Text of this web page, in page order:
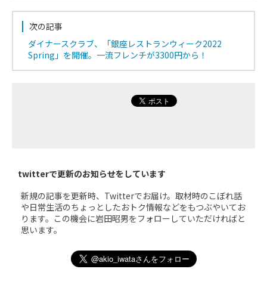
次の記事
ダイナースクラブ、「銀座レストランウィーク2022
Spring」を開催。一流フレンチが3300円から！
twitterで更新のお知らせをしています
新規の記事を更新時、Twitterでお届け。取材時のこぼれ話
や日常生活のちょっとしたおトク情報などをもつぶやいてお
ります。この機会に岩田昭男をフォローしていただければと
思います。